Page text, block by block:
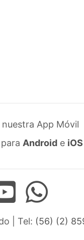
nuestra App Móvil
Android e iOS
| Tel: (56) (2)